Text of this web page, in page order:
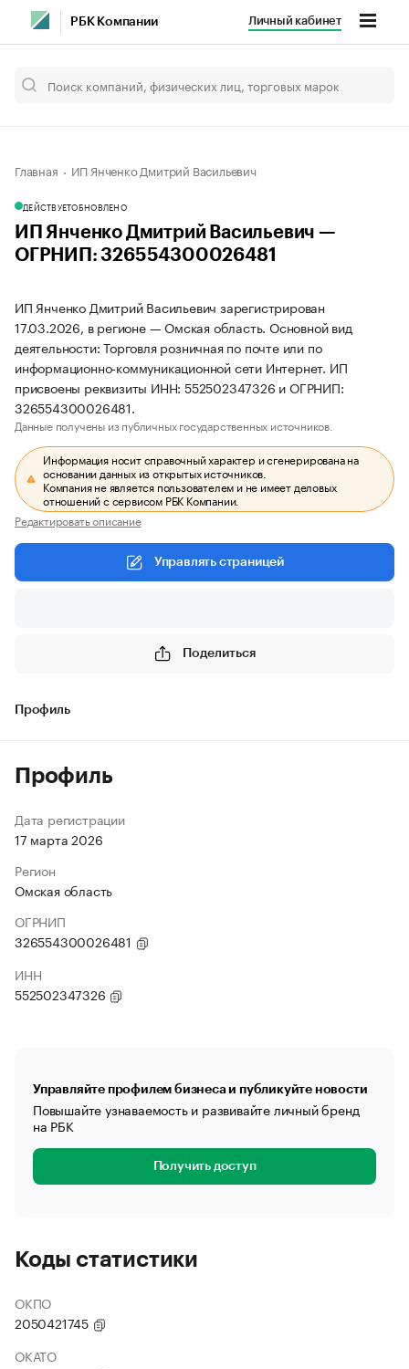
РБК Компании Личный кабинет
Главная ИП Янченко Дмитрий Васильевич
ДЕЙСТВУЕТОБНОВЛЕНО
ИП Янченко Дмитрий Васильевич —
ОГРНИП: 326554300026481
ИП Янченко Дмитрий Васильевич зарегистрирован
17.03.2026, в регионе — Омская область. Основной вид
деятельности: Торговля розничная по почте или по
информационно-коммуникационной сети Интернет. ИП
присвоены реквизиты ИНН: 552502347326 и ОГРНИП:
326554300026481.
Данные получены из публичных государственных источников.
Информация носит справочный характер и сгенерирована на
основании данных из открытых источников.
Компания не является пользователем и не имеет деловых
отношений с сервисом РБК Компании.
Редактировать описание
Управлять страницей
Поделиться
Профиль
Профиль
Дата регистрации
17 марта 2026
Регион
Омская область
ОГРНИП
326554300026481
ИНН
552502347326
Управляйте профилем бизнеса и публикуйте новости
Повышайте узнаваемость и развивайте личный бренд
на РБК
Получить доступ
Коды статистики
ОКПО
2050421745
ОКАТО